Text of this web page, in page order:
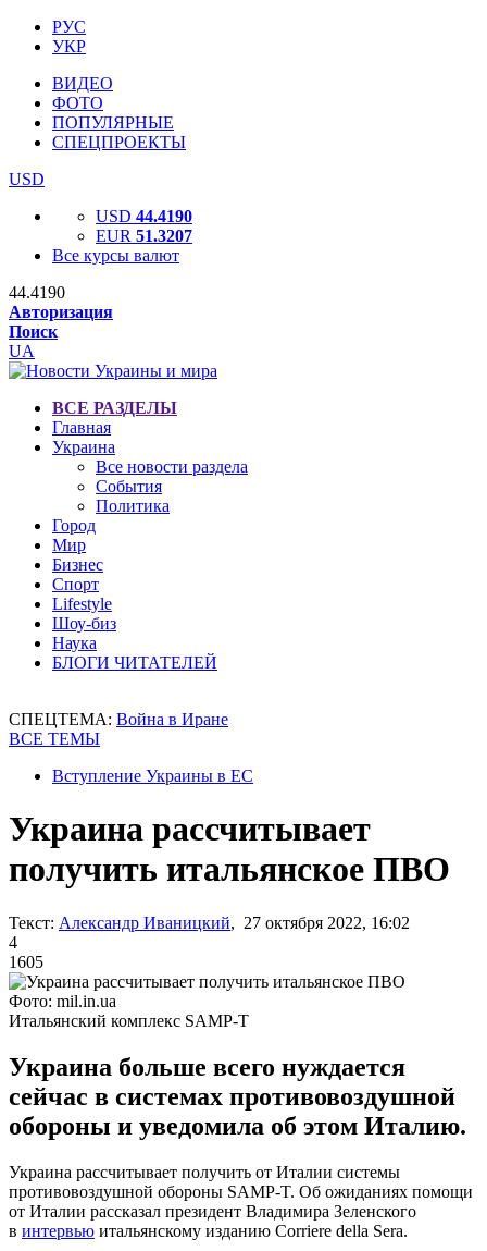
РУС
УКР
ВИДЕО
ФОТО
ПОПУЛЯРНЫЕ
СПЕЦПРОЕКТЫ
USD
USD 44.4190
EUR 51.3207
Все курсы валют
44.4190
Авторизация
Поиск
UA
ВСЕ РАЗДЕЛЫ
Главная
Украина
Все новости раздела
События
Политика
Город
Мир
Бизнес
Спорт
Lifestyle
Шоу-биз
Наука
БЛОГИ ЧИТАТЕЛЕЙ
СПЕЦТЕМА: Война в Иране
ВСЕ ТЕМЫ
Вступление Украины в ЕС
Украина рассчитывает
получить итальянское ПВО
Текст: Александр Иваницкий, 27 октября 2022, 16:02
4
1605
Фото: mil.in.ua
Итальянский комплекс SAMP-T
Украина больше всего нуждается
сейчас в системах противовоздушной
обороны и уведомила об этом Италию.
Украина рассчитывает получить от Италии системы
противовоздушной обороны SAMP-T. Об ожиданиях помощи
от Италии рассказал президент Владимира Зеленского
в интервью итальянскому изданию Corriere della Sera.